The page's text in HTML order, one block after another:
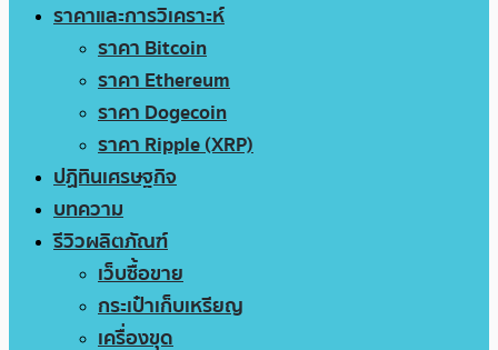
ราคาและการวิเคราะห์
ราคา Bitcoin
ราคา Ethereum
ราคา Dogecoin
ราคา Ripple (XRP)
ปฏิทินเศรษฐกิจ
บทความ
รีวิวผลิตภัณฑ์
เว็บซื้อขาย
กระเป๋าเก็บเหรียญ
เครื่องขุด